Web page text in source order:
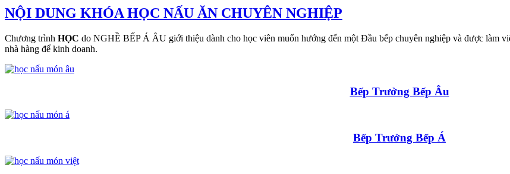
NỘI DUNG KHÓA HỌC NẤU ĂN CHUYÊN NGHIỆP
Chương trình HỌC do NGHỀ BẾP Á ÂU giới thiệu dành cho học viên muốn hướng đến một Đầu bếp chuyên nghiệp và được làm
nhà hàng để kinh doanh.
Bếp Trưởng Bếp Âu
Bếp Trưởng Bếp Á